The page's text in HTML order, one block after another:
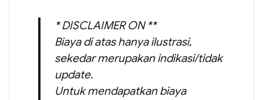
* DISCLAIMER ON **
Biaya di atas hanya ilustrasi,
sekedar merupakan indikasi/tidak
update.
Untuk mendapatkan biaya